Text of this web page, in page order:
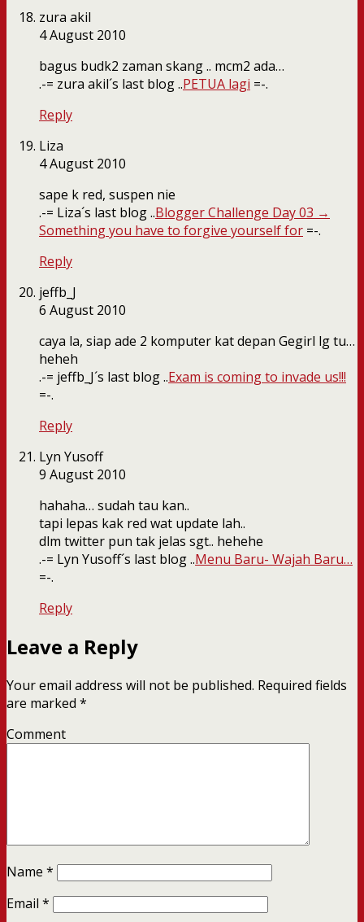
zura akil
4 August 2010
bagus budk2 zaman skang .. mcm2 ada…
.-= zura akil´s last blog ..PETUA lagi =-.
Reply
Liza
4 August 2010
sape k red, suspen nie
.-= Liza´s last blog ..Blogger Challenge Day 03 →
Something you have to forgive yourself for =-.
Reply
jeffb_J
6 August 2010
caya la, siap ade 2 komputer kat depan Gegirl lg tu…
heheh
.-= jeffb_J´s last blog ..Exam is coming to invade us!!!
=-.
Reply
Lyn Yusoff
9 August 2010
hahaha… sudah tau kan..
tapi lepas kak red wat update lah..
dlm twitter pun tak jelas sgt.. hehehe
.-= Lyn Yusoff´s last blog ..Menu Baru- Wajah Baru…
=-.
Reply
Leave a Reply
Your email address will not be published. Required fields
are marked *
Comment
Name *
Email *